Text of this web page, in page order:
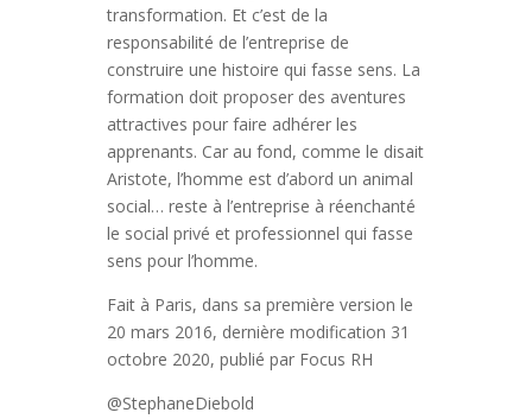
transformation. Et c’est de la
responsabilité de l’entreprise de
construire une histoire qui fasse sens. La
formation doit proposer des aventures
attractives pour faire adhérer les
apprenants. Car au fond, comme le disait
Aristote, l’homme est d’abord un animal
social… reste à l’entreprise à réenchanté
le social privé et professionnel qui fasse
sens pour l’homme.
Fait à Paris, dans sa première version le
20 mars 2016, dernière modification 31
octobre 2020, publié par Focus RH
@StephaneDiebold